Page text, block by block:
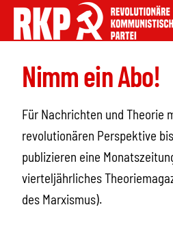
Nimm ein Abo!
Für Nachrichten und Theorie
revolutionären Perspektive
publizieren eine
vierteljährliches
des Marxismus).